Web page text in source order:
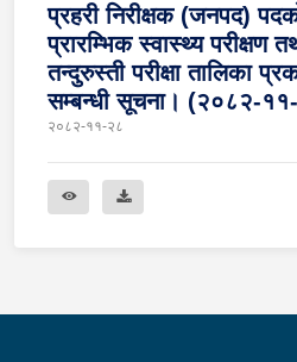
प्रहरी निरीक्षक (जनपद)
प्रारम्भिक स्वास्थ्य परीक्षण
तन्दुरुस्ती परीक्षा तालिका
सम्बन्धी सूचना। (२०८२-
२०८२-११-२८